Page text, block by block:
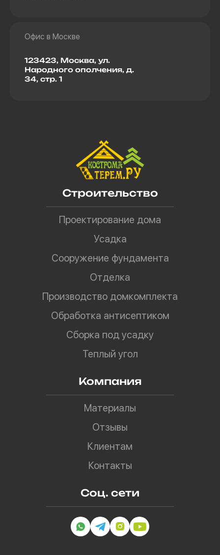
Офис в Москве
123423, Москва, ул.
Народного ополчения, д.
34, стр. 1
Строительство
Проектирование дома
Усадка
Сооружение фундамента
Отделка
Производство домкомплекта
Обработка антисептиком
Сборка под усадку
Теплый угол
Компания
Материалы
Отзывы
Клиентам
Контакты
Соц. сети